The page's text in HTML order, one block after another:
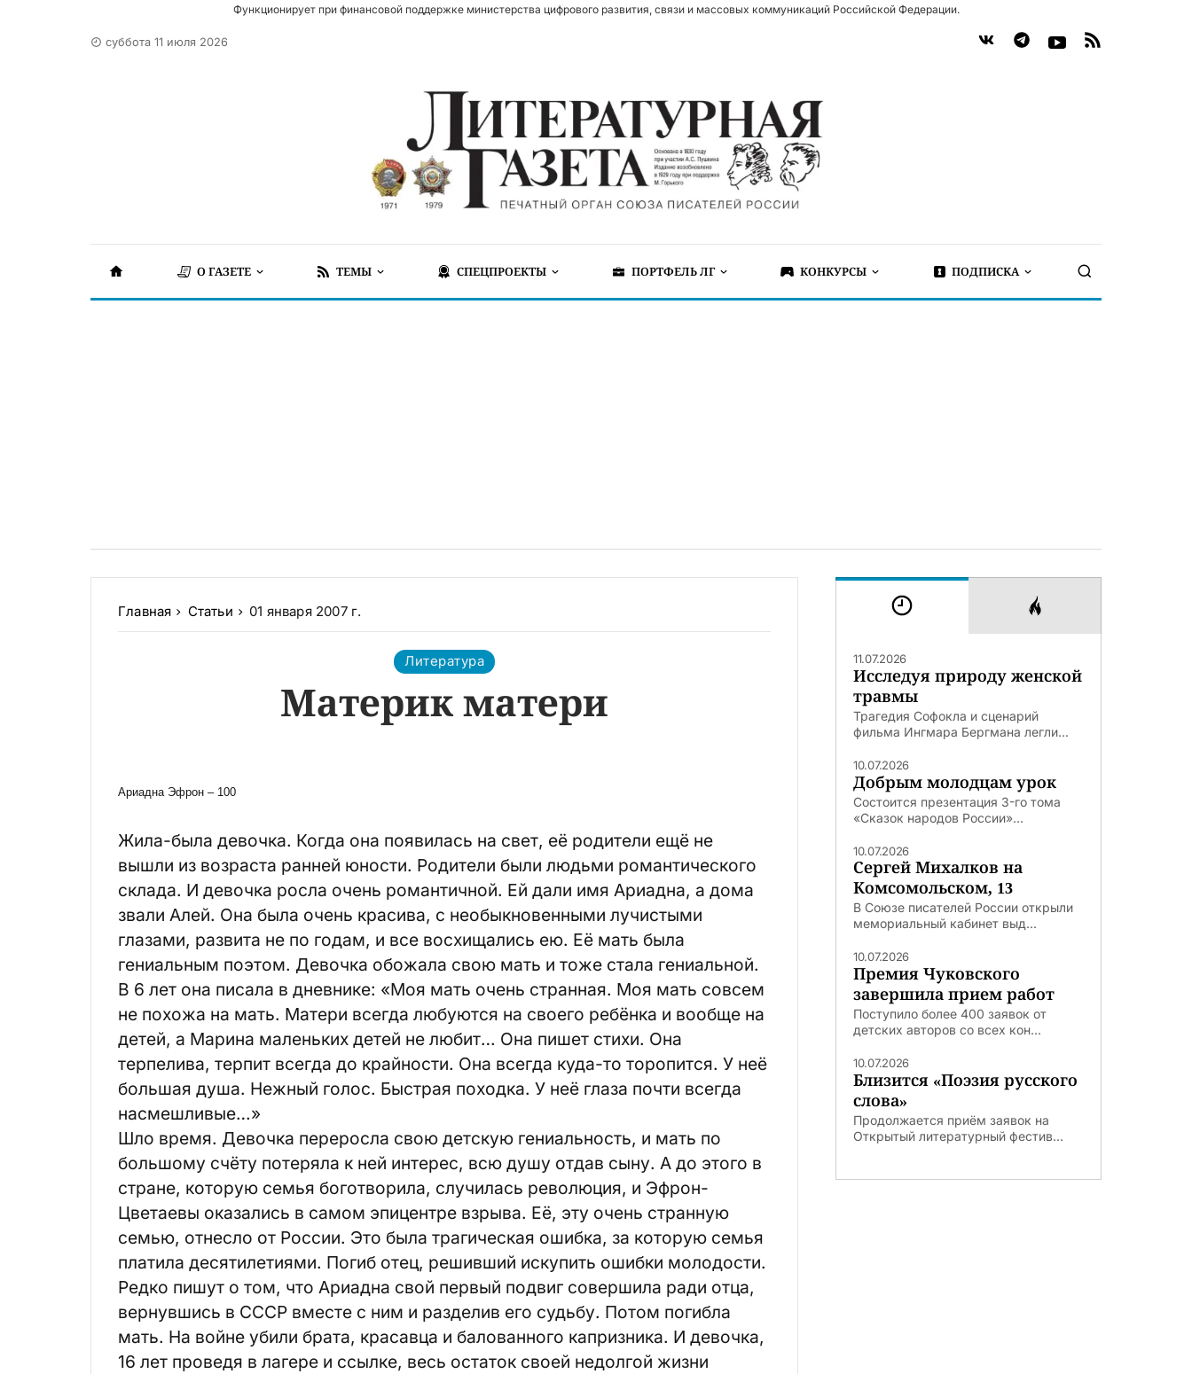
Функционирует при финансовой поддержке министерства цифрового развития, связи и массовых коммуникаций Российской Федерации.
суббота 11 июля 2026
О ГАЗЕТЕ ТЕМЫ СПЕЦПРОЕКТЫ ПОРТФЕЛЬ ЛГ КОНКУРСЫ ПОДПИСКА
Главная Статьи 01 января 2007 г.
Литература
Материк матери
Ариадна Эфрон – 100
Жила-была девочка. Когда она появилась на свет, её родители ещё не
вышли из возраста ранней юности. Родители были людьми романтического
склада. И девочка росла очень романтичной. Ей дали имя Ариадна, а дома
звали Алей. Она была очень красива, с необыкновенными лучистыми
глазами, развита не по годам, и все восхищались ею. Её мать была
гениальным поэтом. Девочка обожала свою мать и тоже стала гениальной.
В 6 лет она писала в дневнике: «Моя мать очень странная. Моя мать совсем
не похожа на мать. Матери всегда любуются на своего ребёнка и вообще на
детей, а Марина маленьких детей не любит… Она пишет стихи. Она
терпелива, терпит всегда до крайности. Она всегда куда-то торопится. У неё
большая душа. Нежный голос. Быстрая походка. У неё глаза почти всегда
насмешливые…»
Шло время. Девочка переросла свою детскую гениальность, и мать по
большому счёту потеряла к ней интерес, всю душу отдав сыну. А до этого в
стране, которую семья боготворила, случилась революция, и Эфрон-
Цветаевы оказались в самом эпицентре взрыва. Её, эту очень странную
семью, отнесло от России. Это была трагическая ошибка, за которую семья
платила десятилетиями. Погиб отец, решивший искупить ошибки молодости.
Редко пишут о том, что Ариадна свой первый подвиг совершила ради отца,
вернувшись в СССР вместе с ним и разделив его судьбу. Потом погибла
мать. На войне убили брата, красавца и балованного капризника. И девочка,
16 лет проведя в лагере и ссылке, весь остаток своей недолгой жизни
11.07.2026
Исследуя природу женской
травмы
Трагедия Софокла и сценарий
фильма Ингмара Бергмана легли...
10.07.2026
Добрым молодцам урок
Состоится презентация 3-го тома
«Сказок народов России»...
10.07.2026
Сергей Михалков на
Комсомольском, 13
В Союзе писателей России открыли
мемориальный кабинет выд...
10.07.2026
Премия Чуковского
завершила прием работ
Поступило более 400 заявок от
детских авторов со всех кон...
10.07.2026
Близится «Поэзия русского
слова»
Продолжается приём заявок на
Открытый литературный фестив...